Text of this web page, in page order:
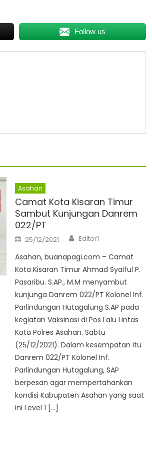
Follow us
Asahan
Camat Kota Kisaran Timur
Sambut Kunjungan Danrem
022/PT
Posted
on
25/12/2021 Author
Editor1
Asahan, buanapagi.com – Camat
Kota Kisaran Timur Ahmad Syaiful P.
Pasaribu. S.AP., M.M menyambut
kunjunga Danrem 022/PT Kolonel Inf.
Parlindungan Hutagalung S.AP pada
kegiatan Vaksinasi di Pos Lalu Lintas
Kota Polres Asahan. Sabtu
(25/12/2021). Dalam kesempatan itu
Danrem 022/PT Kolonel Inf.
Parlindungan Hutagalung, SAP
berpesan agar mempertahankan
kondisi Kabupaten Asahan yang saat
ini Level 1 […]